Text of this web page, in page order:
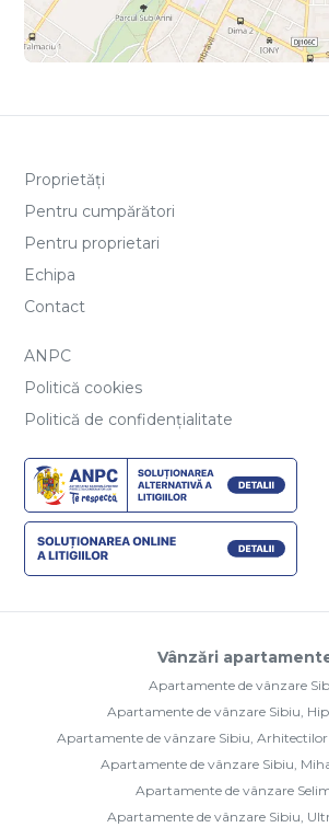
Proprietăți
Pentru cumpărători
Pentru proprietari
Echipa
Contact
ANPC
Politică cookies
Politică de confidențialitate
Vânzări
Apartamente de vânzare
Apartamente de vânzare Sibiu,
Apartamente de vânzare Sibiu, Arhitectilor
Apartamente de vânzare Sibiu,
Apartamente de vânzare
Apartamente de vânzare Sibiu,